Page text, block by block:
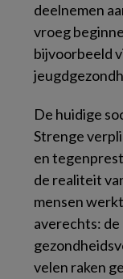
deelnemen
vroeg
bijvoorbeeld
De huidige
Strenge
en
de realiteit
mensen
averechts:
velen raken